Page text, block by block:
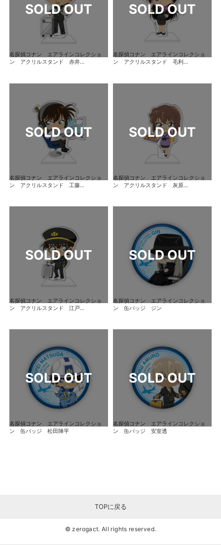
名探偵コナン エアラインコレクショ
ン アクリルスタンド 赤井...
名探偵コナン エアラインコレクショ
ン アクリルスタンド 毛利...
名探偵コナン エアラインコレクショ
ン アクリルスタンド 工藤...
名探偵コナン エアラインコレクショ
ン アクリルスタンド 灰原...
名探偵コナン エアラインコレクショ
ン アクリルスタンド 江戸...
名探偵コナン エアラインコレクショ
ン 缶バッジ ジン
名探偵コナン エアラインコレクショ
ン 缶バッジ 松田陣平
名探偵コナン エアラインコレクショ
ン 缶バッジ 安室透
TOPに戻る
© zerogact. All rights reserved.